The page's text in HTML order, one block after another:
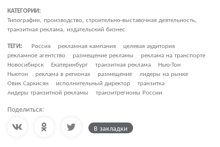
КАТЕГОРИИ:
Типографии, производство, строительно-выставочная деятельность,
транзитная реклама, издательский бизнес
ТЕГИ:
Россия рекламная кампания
целевая аудитория
рекламное агентство
размещение рекламы
реклама на транспорте
Новосибирск
Екатеринбург транзитная реклама
Нью-Тон
Ньютон
реклама в регионах размещение
лидеры на рынке
Овик Саркисян
исполнительный директор
транзитка
лидеры транзитной рекламы
транзитрегионы России
Поделиться:
В закладки